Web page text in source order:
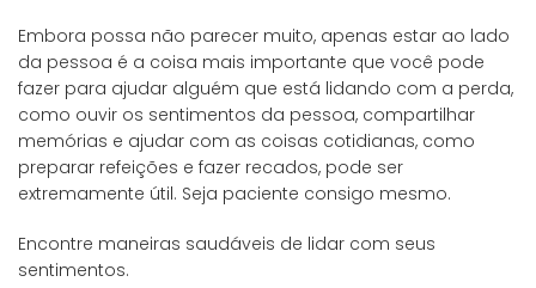
Embora possa não parecer muito, apenas estar ao lado
da pessoa é a coisa mais importante que você pode
fazer para ajudar alguém que está lidando com a perda,
como ouvir os sentimentos da pessoa, compartilhar
memórias e ajudar com as coisas cotidianas, como
preparar refeições e fazer recados, pode ser
extremamente útil. Seja paciente consigo mesmo.
Encontre maneiras saudáveis de lidar com seus
sentimentos.